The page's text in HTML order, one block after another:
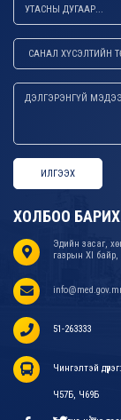
ИЛГЭЭХ
ХОЛБОО БАРИХ
Эдийн засаг,
газрын XI
51-263333
Чингэлтэй
Ч57Б, Ч69Б